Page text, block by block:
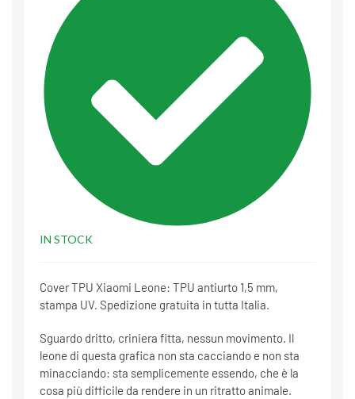
IN STOCK
Cover TPU Xiaomi Leone: TPU antiurto 1,5 mm,
stampa UV. Spedizione gratuita in tutta Italia.
Sguardo dritto, criniera fitta, nessun movimento. Il
leone di questa grafica non sta cacciando e non sta
minacciando: sta semplicemente essendo, che è la
cosa più difficile da rendere in un ritratto animale.